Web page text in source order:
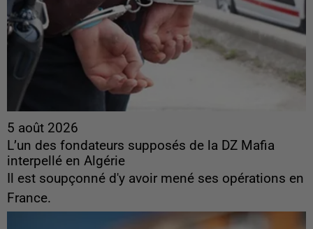
5 août 2026
L’un des fondateurs supposés de la DZ Mafia
interpellé en Algérie
Il est soupçonné d'y avoir mené ses opérations en
France.